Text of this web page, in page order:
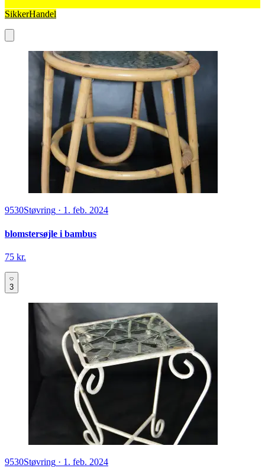
SikkerHandel
9530Støvring · 1. feb. 2024
blomstersøjle i bambus
75 kr.
3
9530Støvring · 1. feb. 2024